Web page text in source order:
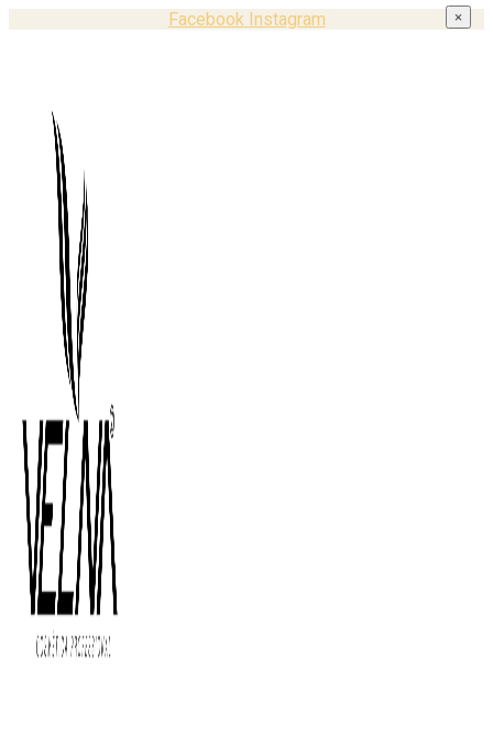
Facebook Instagram ×